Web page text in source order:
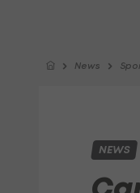
News
NEWS